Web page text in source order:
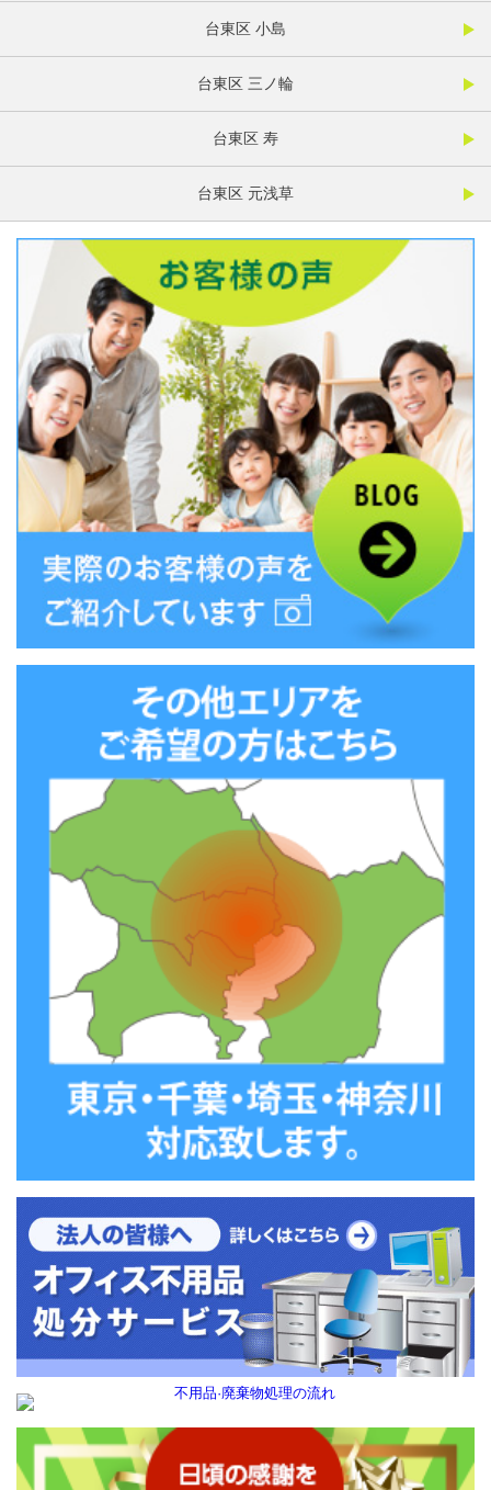
台東区 小島
台東区 三ノ輪
台東区 寿
台東区 元浅草